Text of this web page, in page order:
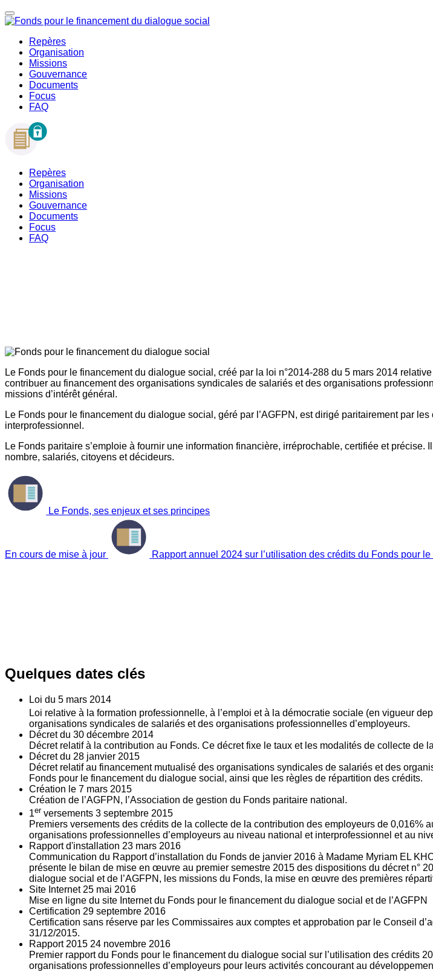
Repères
Organisation
Missions
Gouvernance
Documents
Focus
FAQ
Repères
Organisation
Missions
Gouvernance
Documents
Focus
FAQ
Le Fonds pour le financement du dialogue social, créé par la loi n°2014-288 du 5 mars 2014
contribuer au financement des organisations syndicales de salariés et des organisations
missions d’intérêt général.
Le Fonds pour le financement du dialogue social, géré par l’AGFPN, est dirigé paritairement par
interprofessionnel.
Le Fonds paritaire s’emploie à fournir une information financière, irréprochable, certifiée et
nombre, salariés, citoyens et décideurs.
Le Fonds, ses enjeux et ses principes
En cours de mise à jour Rapport annuel 2024 sur l’utilisation des crédits du Fonds pour
Quelques dates clés
Loi du 5 mars 2014
Loi relative à la formation professionnelle, à l’emploi et à la démocratie sociale (en vigueur
organisations syndicales de salariés et des organisations professionnelles d’employeurs.
Décret du 30 décembre 2014
Décret relatif à la contribution au Fonds. Ce décret fixe le taux et les modalités de collecte de
Décret du 28 janvier 2015
Décret relatif au financement mutualisé des organisations syndicales de salariés et des
Fonds pour le financement du dialogue social, ainsi que les règles de répartition des crédits.
Création le 7 mars 2015
Création de l’AGFPN, l’Association de gestion du Fonds paritaire national.
1er versements 3 septembre 2015
Premiers versements des crédits de la collecte de la contribution des employeurs de
organisations professionnelles d’employeurs au niveau national et interprofessionnel et au
Rapport d'installation 23 mars 2016
Communication du Rapport d’installation du Fonds de janvier 2016 à Madame Myriam EL
présente le bilan de mise en œuvre au premier semestre 2015 des dispositions du décret n°
dialogue social et de l’AGFPN, les missions du Fonds, la mise en œuvre des premières
Site Internet 25 mai 2016
Mise en ligne du site Internet du Fonds pour le financement du dialogue social et de l’AGFPN
Certification 29 septembre 2016
Certification sans réserve par les Commissaires aux comptes et approbation par le Conseil
31/12/2015.
Rapport 2015 24 novembre 2016
Premier rapport du Fonds pour le financement du dialogue social sur l’utilisation des crédits
organisations professionnelles d’employeurs pour leurs activités concourant au